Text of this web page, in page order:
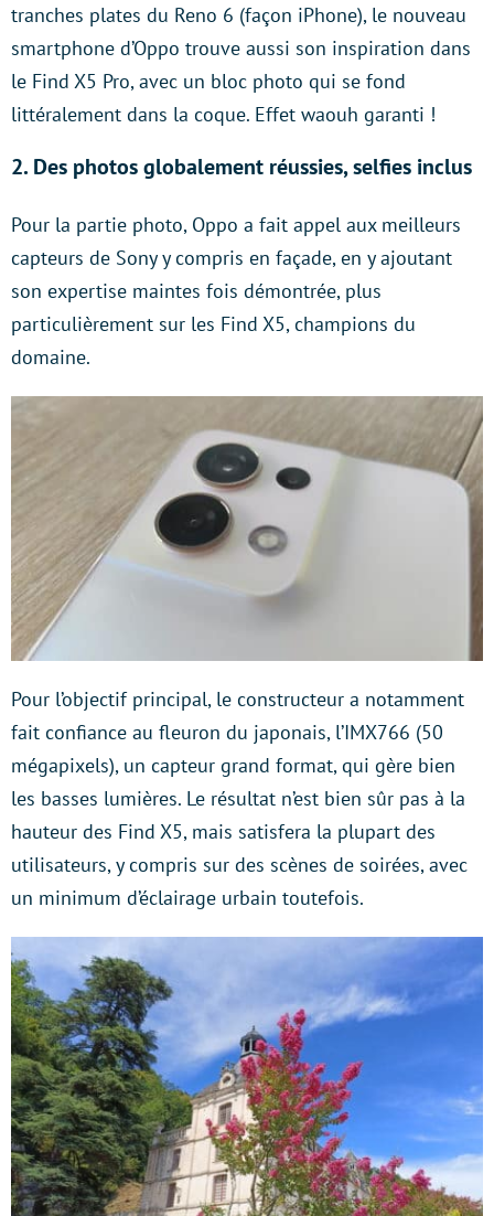
tranches plates du Reno 6 (façon iPhone), le nouveau
smartphone d’Oppo trouve aussi son inspiration dans
le Find X5 Pro, avec un bloc photo qui se fond
littéralement dans la coque. Effet waouh garanti !
2. Des photos globalement réussies, selfies inclus
Pour la partie photo, Oppo a fait appel aux meilleurs
capteurs de Sony y compris en façade, en y ajoutant
son expertise maintes fois démontrée, plus
particulièrement sur les Find X5, champions du
domaine.
Pour l’objectif principal, le constructeur a notamment
fait confiance au fleuron du japonais, l’IMX766 (50
mégapixels), un capteur grand format, qui gère bien
les basses lumières. Le résultat n’est bien sûr pas à la
hauteur des Find X5, mais satisfera la plupart des
utilisateurs, y compris sur des scènes de soirées, avec
un minimum d’éclairage urbain toutefois.